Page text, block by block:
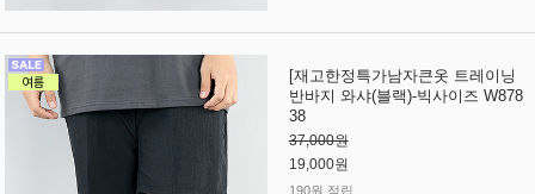
[재고한정특가남자큰옷 트레이닝
반바지 와샤(블랙)-빅사이즈 W878
38
37,000원
19,000원
190원 적립